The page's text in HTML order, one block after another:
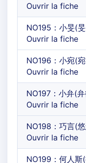
Ouvrir la fiche
NO195：小旻(
Ouvrir la fiche
NO196：小宛(
Ouvrir la fiche
NO197：小弁(
Ouvrir la fiche
NO198：巧言(
Ouvrir la fiche
NO199：何人斯